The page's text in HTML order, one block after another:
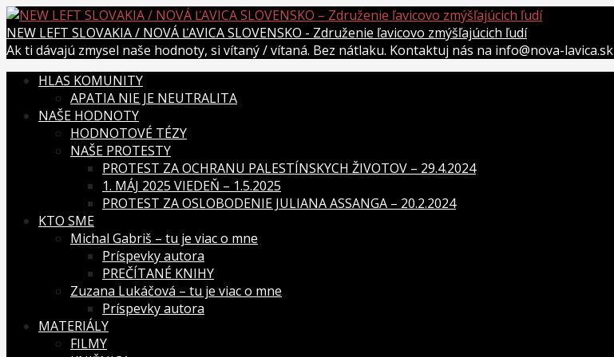
Skip
to
content
NEW LEFT SLOVAKIA / NOVÁ ĽAVICA SLOVENSKO - Združenie ľavicovo zmýšľajúcich ľudí
Ak ti dávajú zmysel naše hodnoty, si vítaný / vítaná. Bez nátlaku. Kontaktuj nás na info@nova-lavica.sk
HLAS KOMUNITY
APATIA NIE JE NEUTRALITA
NAŠE HODNOTY
HODNOTOVÉ TÉZY
NAŠE PROTESTY
PROTEST ZA OCHRANU PALESTÍNSKYCH ŽIVOTOV – 29.4.2024
1. MÁJ 2025 VIEDEŇ – 1.5.2025
PROTEST ZA OSLOBODENIE JULIANA ASSANGA – 20.2.2024
KTO SME
Michal Gabriš – tu je viac o mne
Príspevky autora
PREČÍTANÉ KNIHY
Zuzana Lukáčová – tu je viac o mne
Príspevky autora
MATERIÁLY
FILMY